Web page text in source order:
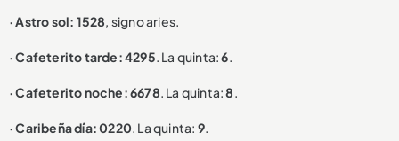
· Astro sol: 1528, signo aries.
· Cafeterito tarde: 4295. La quinta:6.
· Cafeterito noche: 6678. La quinta:8.
· Caribeña día: 0220. La quinta: 9.